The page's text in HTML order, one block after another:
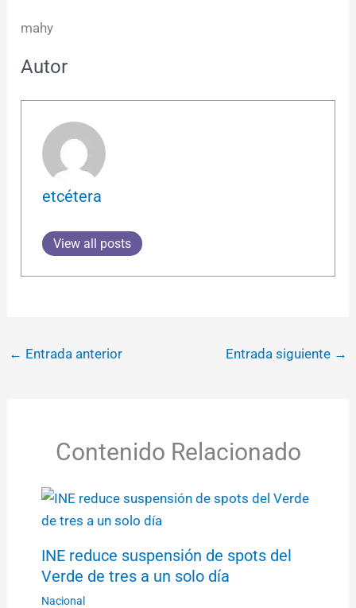
mahy
Autor
etcétera
View all posts
← Entrada anterior Entrada siguiente →
Contenido Relacionado
INE reduce suspensión de spots del
Verde de tres a un solo día
Nacional